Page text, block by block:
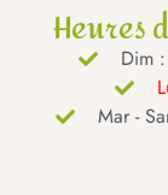
Heures
Dim
Mar -